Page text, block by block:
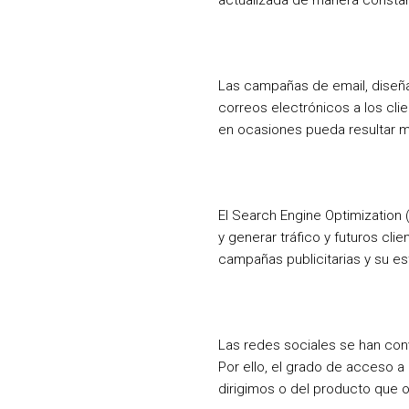
Las campañas de email,
correos electrónicos a los
en ocasiones pueda resultar
El Search Engine
y generar tráfico y futuros
campañas publicitarias y su
Las redes sociales se han
Por ello, el grado de acceso
dirigimos o del producto que